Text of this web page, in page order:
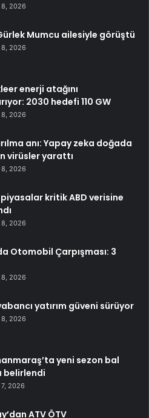
2026
Mumcu ailesiyle görüştü
2026
enerji atağını
2030 hedefi 110 GW
2026
anı: Yapay zeka doğada
virüsler yarattı
2026
kritik ABD verisine
2026
Otomobil Çarpışması: 3
2026
yatırım güveni sürüyor
2026
yeni sezon bal
belirlendi
2026
ATV ÖTV